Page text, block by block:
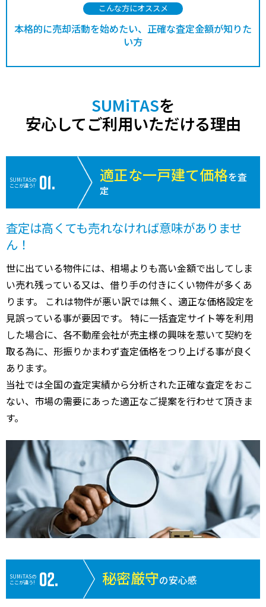
こんな方にオススメ
本格的に売却活動を始めたい、正確な査定金額が知りた
い方
SUMiTASを
安心してご利用いただける理由
SUMiTASの
ここが違う!
適正な一戸建て価格を査
定
査定は高くても売れなければ意味がありませ
ん！
世に出ている物件には、相場よりも高い金額で出してしま
い売れ残っている又は、借り手の付きにくい物件が多くあ
ります。 これは物件が悪い訳では無く、適正な価格設定を
見誤っている事が要因です。 特に一括査定サイト等を利用
した場合に、各不動産会社が売主様の興味を惹いて契約を
取る為に、形振りかまわず査定価格をつり上げる事が良く
あります。
当社では全国の査定実績から分析された正確な査定をおこ
ない、市場の需要にあった適正なご提案を行わせて頂きま
す。
SUMiTASの
ここが違う!
秘密厳守の安心感